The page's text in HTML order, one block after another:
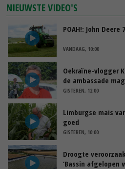
NIEUWSTE VIDEO'S
POAH!: John Deere
VANDAAG, 10:00
Oekraïne-vlogger
de ambassade
GISTEREN, 12:00
Limburgse mais
goed
GISTEREN, 10:00
Droogte
‘Bassin afgelopen